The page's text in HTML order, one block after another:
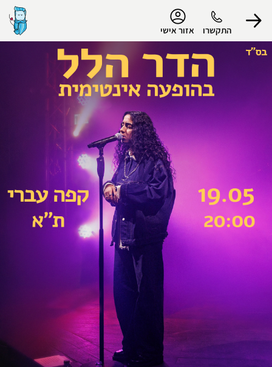
התקשרו אזור אישי
הפרופיל שלי
התנתק